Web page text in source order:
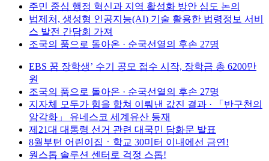
주민 중심 행정 혁신과 지역 활성화 방안 심도 논의
법제처, 생성형 인공지능(AI) 기술 활용한 법령정보 서비
스 발전 간담회 가져
조국의 품으로 돌아온 · 순국선열의 후손 27명
EBS 꿈 장학생’ 수기 공모 접수 시작, 장학금 총 6200만
원
조국의 품으로 돌아온 · 순국선열의 후손 27명
지자체 모두가 힘을 합쳐 이뤄낸 값진 결과 · 「반구천의
암각화」 유네스코 세계유산 등재
제21대 대통령 선거 관련 대국민 담화문 발표
8월부턴 어린이집ㆍ학교 30미터 이내에선 금연!
원스톱 솔루션 센터로 걱정 스톱!